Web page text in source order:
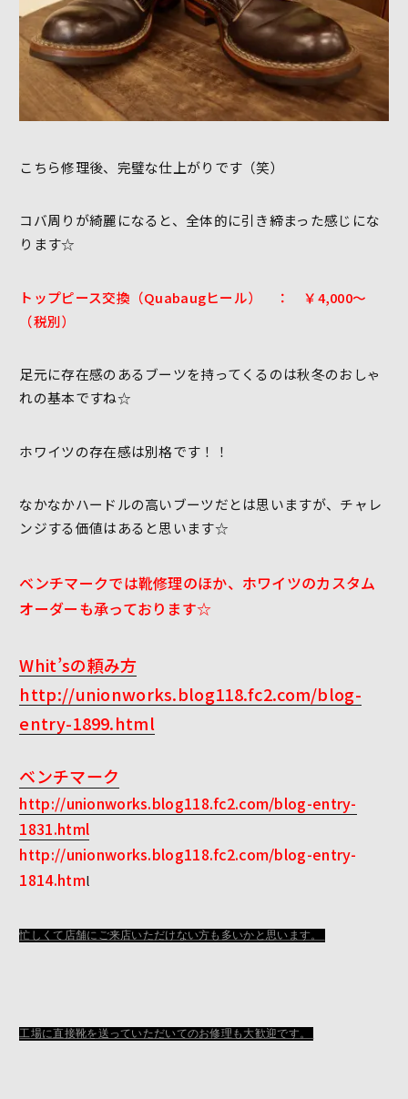
こちら修理後、完璧な仕上がりです（笑）
コバ周りが綺麗になると、全体的に引き締まった感じにな
ります☆
トップピース交換（Quabaugヒール） ： ￥4,000～
（税別）
足元に存在感のあるブーツを持ってくるのは秋冬のおしゃ
れの基本ですね☆
ホワイツの存在感は別格です！！
なかなかハードルの高いブーツだとは思いますが、チャレ
ンジする価値はあると思います☆
ベンチマークでは靴修理のほか、ホワイツのカスタム
オーダーも承っております☆
Whit’sの頼み方
http://unionworks.blog118.fc2.com/blog-
entry-1899.html
ベンチマーク
http://unionworks.blog118.fc2.com/blog-entry-
1831.html
http://unionworks.blog118.fc2.com/blog-entry-
1814.html
忙しくて店舗にご来店いただけない方も多いかと思います。
工場に直接靴を送っていただいてのお修理も大歓迎です。